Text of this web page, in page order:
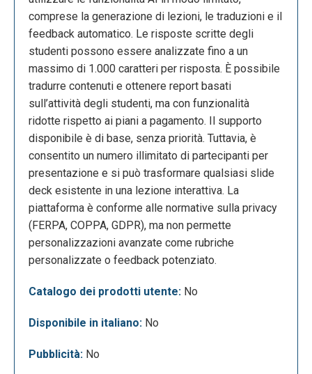
criteri o descrizioni opzionali e selezionare la
lingua. Questo processo mira a rendere interattiva la
presentazione tramite l'intelligenza artificiale. Infine,
basterà cliccare su "Invio" o su "Generate lesson"
per creare la lezione.
Una volta ultimata la presentazione, questa potrà
perfezionamento desiderato. Un click sul pulsante
comprese la generazione di lezioni, le traduzioni e il
feedback automatico. Le risposte scritte degli
studenti possono essere analizzate fino a un
massimo di 1.000 caratteri per risposta. È possibile
tradurre contenuti e ottenere report basati
sull’attività degli studenti, ma con funzionalità
ridotte rispetto ai piani a pagamento. Il supporto
disponibile è di base, senza priorità. Tuttavia, è
consentito un numero illimitato di partecipanti per
presentazione e si può trasformare qualsiasi slide
deck esistente in una lezione interattiva. La
piattaforma è conforme alle normative sulla privacy
(FERPA, COPPA, GDPR), ma non permette
personalizzazioni avanzate come rubriche
personalizzate o feedback potenziato.
Catalogo dei prodotti utente: No
Disponibile in italiano: No
Pubblicità: No